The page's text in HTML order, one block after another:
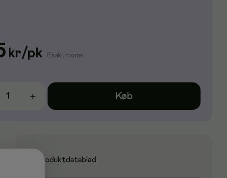
kr/pk Ekskl. moms
Køb
Produktdatablad